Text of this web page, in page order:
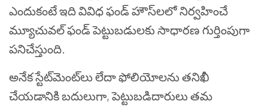
ఎందుకంటే ఇది వివిధ ఫండ్ హౌస్‌లలో నిర్వహించే
మ్యూచువల్ ఫండ్ పెట్టుబడులకు సాధారణ గుర్తింపుగా
పనిచేస్తుంది.
అనేక స్టేట్‌మెంట్‌లు లేదా ఫోలియోలను తనిఖీ
చేయడానికి బదులుగా, పెట్టుబడిదారులు తమ